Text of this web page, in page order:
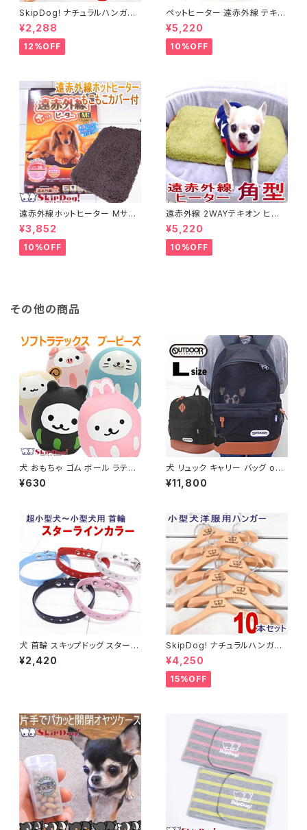
SkipDog! ナチュラルハンガー
5本セット
¥2,288
12%OFF
ペットヒーター 遠赤外線 テキオ
ンヒーター 丸型 まる チワワ 小
型犬 犬用ヒーター
¥5,220
10%OFF
遠赤外線ホットヒーター Mサイ
ズ チワワ 小型犬 犬 ペット用ヒ
ーター 湯たんぽ 暖房 暖房グッ
ズ 温度 温かい あったか あたた
か 暖か 設定 暖房器具 保温 保
¥3,852
10%OFF
遠赤外線 2WAYテキオン ヒータ
ー 角型 Ｍサイズ(チワワ 小型犬
ペット グッズ 暖房 保温 ヒータ
ー 犬用品 送料無料)
¥5,220
10%OFF
その他の商品
犬 おもちゃ ゴム ボール ラテッ
クス トイ プーピーズ アニマル
玩具 チワワ 小型犬 ペット 子犬
鳴る
¥630
犬 リュック キャリー バッグ out
door アウトドア プロダクツ デ
イパック Lサイズ キャリーケー
犬 チワワ 子犬 多頭 飼い 避難
軽量 バック 電車 2匹 顔出し ペ
ットキャリー 防災 ドライブ 散歩
旅行 自転車
¥11,800
犬 首輪 スキップドッグ スターラ
イン カラー ペット 小型犬 超小
型犬 子犬 チワワ 初めて おしゃ
¥2,420
SkipDog! ナチュラルハンガー
10本セット
¥4,250
15%OFF